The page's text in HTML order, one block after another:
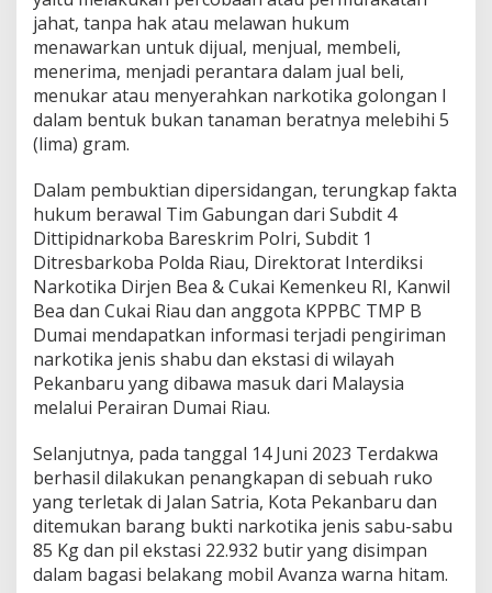
a
l
jahat, tanpa hak atau melawan hukum
menawarkan untuk dijual, menjual, membeli,
menerima, menjadi perantara dalam jual beli,
menukar atau menyerahkan narkotika golongan I
dalam bentuk bukan tanaman beratnya melebihi 5
(lima) gram.
Dalam pembuktian dipersidangan, terungkap fakta
hukum berawal Tim Gabungan dari Subdit 4
Dittipidnarkoba Bareskrim Polri, Subdit 1
Ditresbarkoba Polda Riau, Direktorat Interdiksi
Narkotika Dirjen Bea & Cukai Kemenkeu RI, Kanwil
Bea dan Cukai Riau dan anggota KPPBC TMP B
Dumai mendapatkan informasi terjadi pengiriman
narkotika jenis shabu dan ekstasi di wilayah
Pekanbaru yang dibawa masuk dari Malaysia
melalui Perairan Dumai Riau.
Selanjutnya, pada tanggal 14 Juni 2023 Terdakwa
berhasil dilakukan penangkapan di sebuah ruko
yang terletak di Jalan Satria, Kota Pekanbaru dan
ditemukan barang bukti narkotika jenis sabu-sabu
85 Kg dan pil ekstasi 22.932 butir yang disimpan
dalam bagasi belakang mobil Avanza warna hitam.